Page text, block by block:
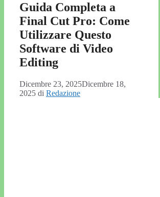
Guida Completa a
Final Cut Pro: Come
Utilizzare Questo
Software di Video
Editing
Dicembre 23, 2025Dicembre 18,
2025 di Redazione